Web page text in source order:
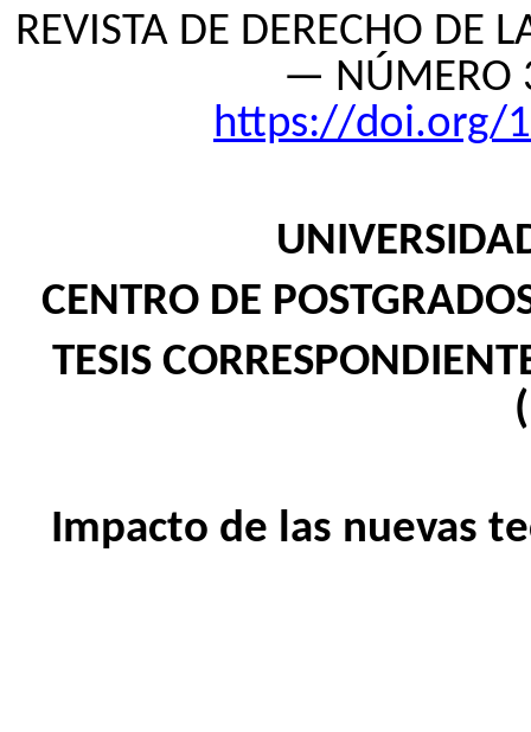
REVISTA DE DERECHO DE
—
https://doi.org/
CENTRO DE
TESIS
Impacto de las nuevas